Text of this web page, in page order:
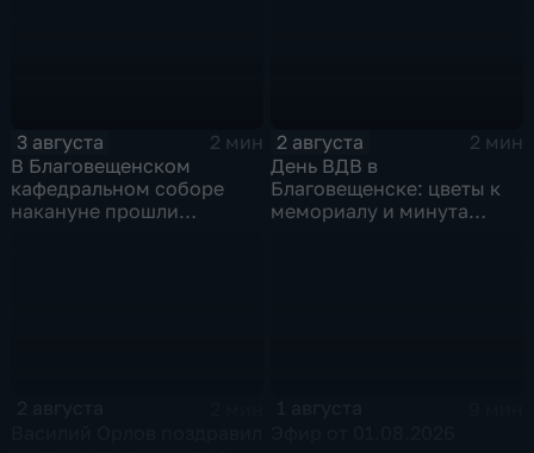
3 августа
2 мин
В Благовещенском
кафедральном соборе
накануне прошли
2 августа
2 мин
День ВДВ в
Благовещенске: цветы к
мемориалу и минута